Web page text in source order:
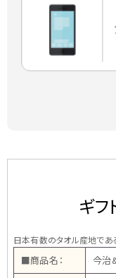
ギ
日本有数のタオル産地であ
■商品名：
今治